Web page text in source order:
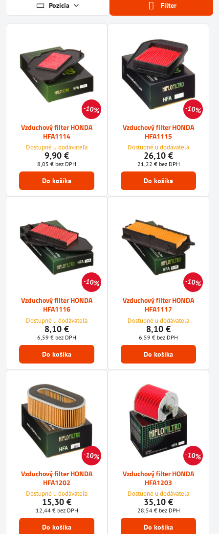
Pozícia Filter
10%
Vzduchový filter HONDA
HFA1114
Dostupné u dodávateľa
9,90 €
8,05 € bez DPH
Do košíka
10%
Vzduchový filter HONDA
HFA1115
Dostupné u dodávateľa
26,10 €
21,22 € bez DPH
Do košíka
10%
Vzduchový filter HONDA
HFA1116
Dostupné u dodávateľa
8,10 €
6,59 € bez DPH
Do košíka
10%
Vzduchový filter HONDA
HFA1117
Dostupné u dodávateľa
8,10 €
6,59 € bez DPH
Do košíka
10%
Vzduchový filter HONDA
HFA1202
Dostupné u dodávateľa
15,30 €
12,44 € bez DPH
Do košíka
10%
Vzduchový filter HONDA
HFA1203
Dostupné u dodávateľa
35,10 €
28,54 € bez DPH
Do košíka